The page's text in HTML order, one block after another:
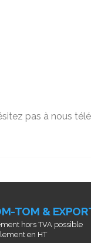
pas à nous
TOM &
hors TVA possible
en HT